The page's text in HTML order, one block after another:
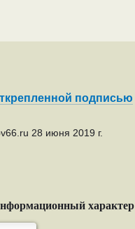
подписью
28 июня 2019 г.
характер